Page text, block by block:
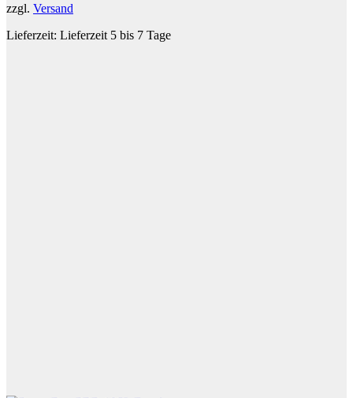
zzgl. Versand
Lieferzeit: Lieferzeit 5 bis 7 Tage